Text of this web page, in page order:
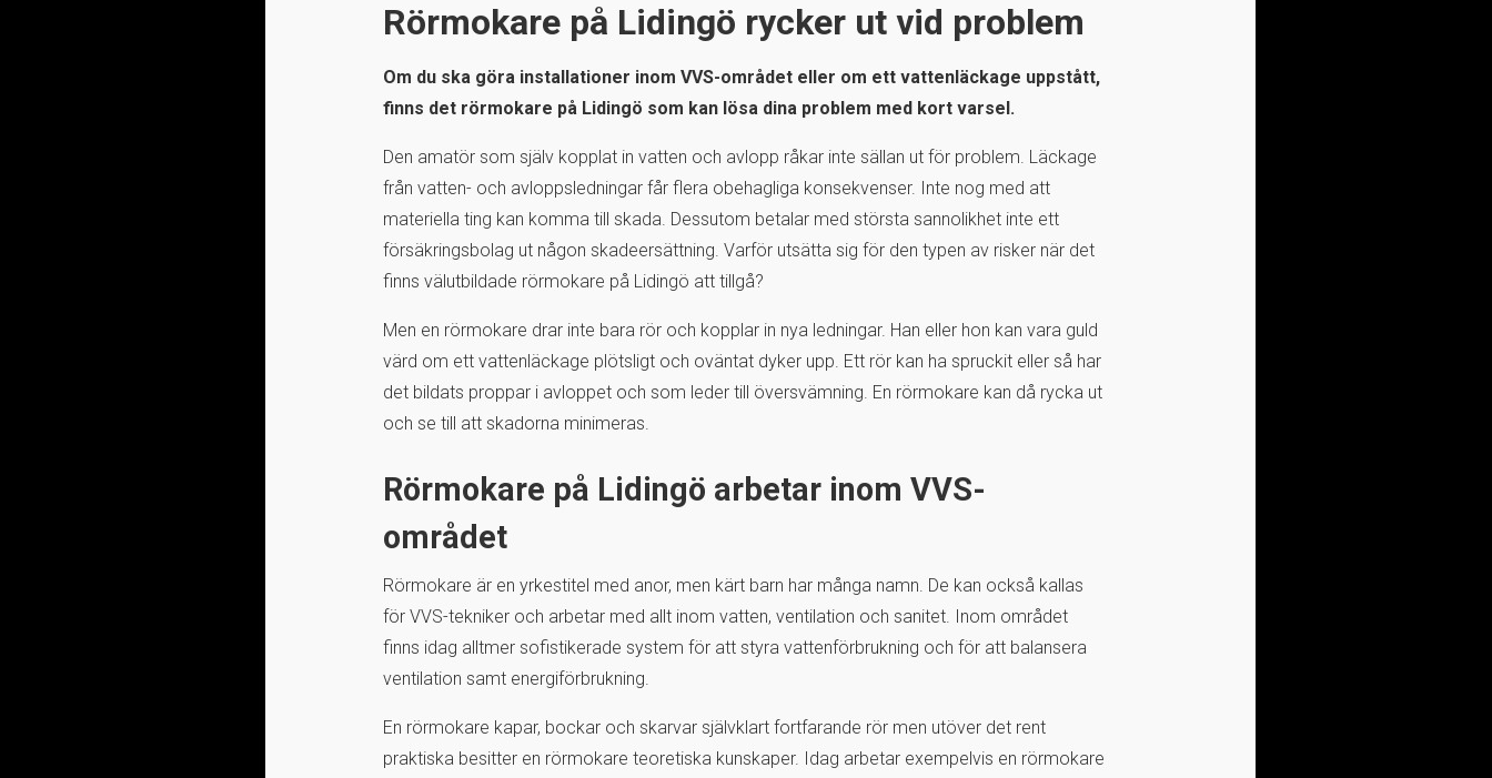
Rörmokare på Lidingö rycker ut vid problem
Om du ska göra installationer inom VVS-området eller om ett vattenläckage uppstått,
finns det rörmokare på Lidingö som kan lösa dina problem med kort varsel.
Den amatör som själv kopplat in vatten och avlopp råkar inte sällan ut för problem. Läckage
från vatten- och avloppsledningar får flera obehagliga konsekvenser. Inte nog med att
materiella ting kan komma till skada. Dessutom betalar med största sannolikhet inte ett
försäkringsbolag ut någon skadeersättning. Varför utsätta sig för den typen av risker när det
finns välutbildade rörmokare på Lidingö att tillgå?
Men en rörmokare drar inte bara rör och kopplar in nya ledningar. Han eller hon kan vara guld
värd om ett vattenläckage plötsligt och oväntat dyker upp. Ett rör kan ha spruckit eller så har
det bildats proppar i avloppet och som leder till översvämning. En rörmokare kan då rycka ut
och se till att skadorna minimeras.
Rörmokare på Lidingö arbetar inom VVS-
området
Rörmokare är en yrkestitel med anor, men kärt barn har många namn. De kan också kallas
för VVS-tekniker och arbetar med allt inom vatten, ventilation och sanitet. Inom området
finns idag alltmer sofistikerade system för att styra vattenförbrukning och för att balansera
ventilation samt energiförbrukning.
En rörmokare kapar, bockar och skarvar självklart fortfarande rör men utöver det rent
praktiska besitter en rörmokare teoretiska kunskaper. Idag arbetar exempelvis en rörmokare